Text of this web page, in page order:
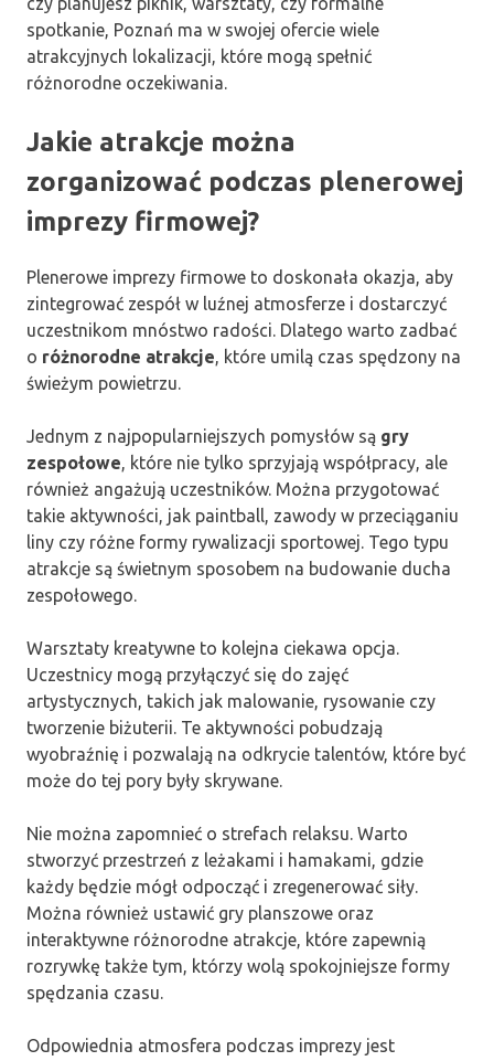
spotkanie, Poznań ma w swojej ofercie wiele
atrakcyjnych lokalizacji, które mogą spełnić
różnorodne oczekiwania.
Jakie atrakcje można
zorganizować podczas plenerowej
imprezy firmowej?
Plenerowe imprezy firmowe to doskonała okazja, aby
zintegrować zespół w luźnej atmosferze i dostarczyć
uczestnikom mnóstwo radości. Dlatego warto zadbać
o różnorodne atrakcje, które umilą czas spędzony na
świeżym powietrzu.
Jednym z najpopularniejszych pomysłów są gry
zespołowe, które nie tylko sprzyjają współpracy, ale
również angażują uczestników. Można przygotować
takie aktywności, jak paintball, zawody w przeciąganiu
liny czy różne formy rywalizacji sportowej. Tego typu
atrakcje są świetnym sposobem na budowanie ducha
zespołowego.
Warsztaty kreatywne to kolejna ciekawa opcja.
Uczestnicy mogą przyłączyć się do zajęć
artystycznych, takich jak malowanie, rysowanie czy
tworzenie biżuterii. Te aktywności pobudzają
wyobraźnię i pozwalają na odkrycie talentów, które być
może do tej pory były skrywane.
Nie można zapomnieć o strefach relaksu. Warto
stworzyć przestrzeń z leżakami i hamakami, gdzie
każdy będzie mógł odpocząć i zregenerować siły.
Można również ustawić gry planszowe oraz
interaktywne różnorodne atrakcje, które zapewnią
rozrywkę także tym, którzy wolą spokojniejsze formy
spędzania czasu.
Odpowiednia atmosfera podczas imprezy jest